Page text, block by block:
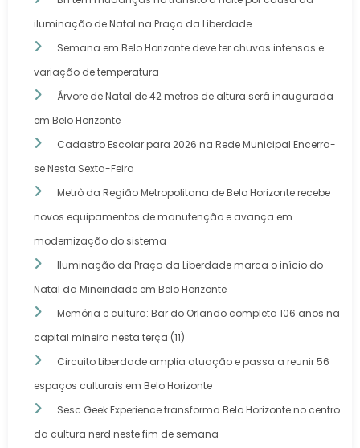
iluminação de Natal na Praça da Liberdade
Semana em Belo Horizonte deve ter chuvas intensas e
variação de temperatura
Árvore de Natal de 42 metros de altura será inaugurada
em Belo Horizonte
Cadastro Escolar para 2026 na Rede Municipal Encerra-
se Nesta Sexta-Feira
Metrô da Região Metropolitana de Belo Horizonte recebe
novos equipamentos de manutenção e avança em
modernização do sistema
Iluminação da Praça da Liberdade marca o início do
Natal da Mineiridade em Belo Horizonte
Memória e cultura: Bar do Orlando completa 106 anos na
capital mineira nesta terça (11)
Circuito Liberdade amplia atuação e passa a reunir 56
espaços culturais em Belo Horizonte
Sesc Geek Experience transforma Belo Horizonte no centro
da cultura nerd neste fim de semana